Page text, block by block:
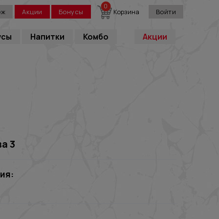
Акции Бонусы Корзина
0
Войти
Напитки Акции
Комбо
3